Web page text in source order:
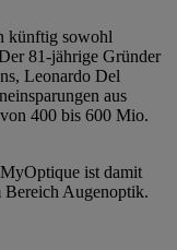
künftig sowohl
81-jährige Gründer
Leonardo Del
aus
400 bis 600 Mio.
ist damit
Augenoptik.